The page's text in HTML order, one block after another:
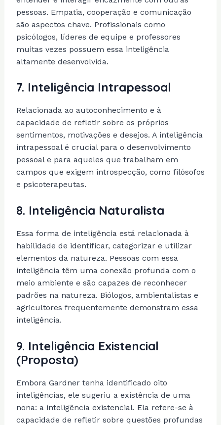
pessoas. Empatia, cooperação e comunicação
são aspectos chave. Profissionais como
psicólogos, líderes de equipe e professores
muitas vezes possuem essa inteligência
altamente desenvolvida.
7. Inteligência Intrapessoal
Relacionada ao autoconhecimento e à
capacidade de refletir sobre os próprios
sentimentos, motivações e desejos. A inteligência
intrapessoal é crucial para o desenvolvimento
pessoal e para aqueles que trabalham em
campos que exigem introspecção, como filósofos
e psicoterapeutas.
8. Inteligência Naturalista
Essa forma de inteligência está relacionada à
habilidade de identificar, categorizar e utilizar
elementos da natureza. Pessoas com essa
inteligência têm uma conexão profunda com o
meio ambiente e são capazes de reconhecer
padrões na natureza. Biólogos, ambientalistas e
agricultores frequentemente demonstram essa
inteligência.
9. Inteligência Existencial
(Proposta)
Embora Gardner tenha identificado oito
inteligências, ele sugeriu a existência de uma
nona: a inteligência existencial. Ela refere-se à
capacidade de refletir sobre questões profundas